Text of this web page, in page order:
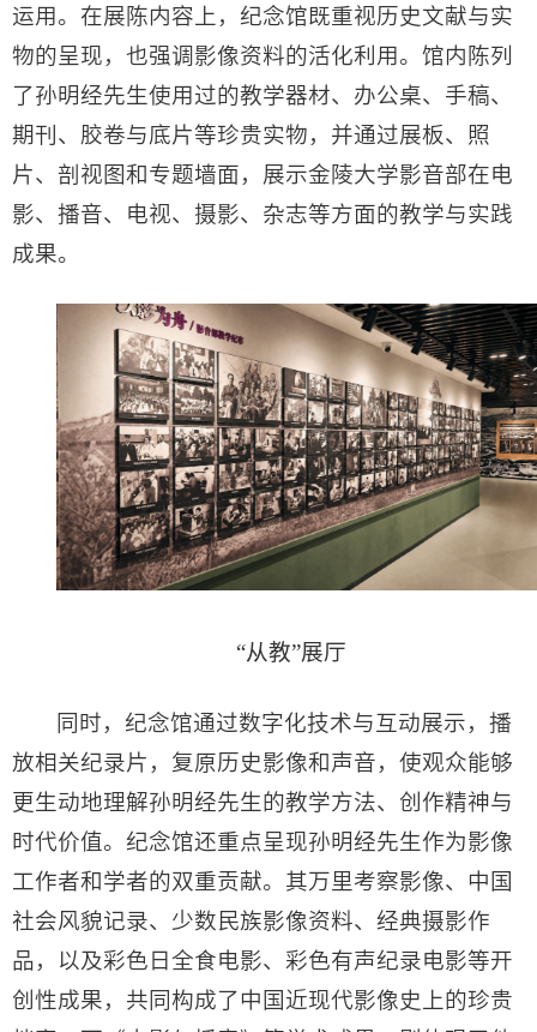
运用。在展陈内容上，纪念馆既重视历史文献与实
物的呈现，也强调影像资料的活化利用。馆内陈列
了孙明经先生使用过的教学器材、办公桌、手稿、
期刊、胶卷与底片等珍贵实物，并通过展板、照
片、剖视图和专题墙面，展示金陵大学影音部在电
影、播音、电视、摄影、杂志等方面的教学与实践
成果。
“从教”展厅
同时，纪念馆通过数字化技术与互动展示，播
放相关纪录片，复原历史影像和声音，使观众能够
更生动地理解孙明经先生的教学方法、创作精神与
时代价值。纪念馆还重点呈现孙明经先生作为影像
工作者和学者的双重贡献。其万里考察影像、中国
社会风貌记录、少数民族影像资料、经典摄影作
品，以及彩色日全食电影、彩色有声纪录电影等开
创性成果，共同构成了中国近现代影像史上的珍贵